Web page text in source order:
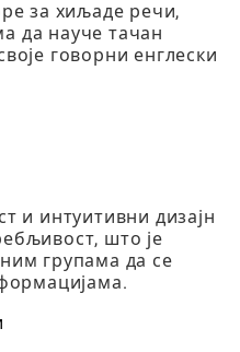
за хиљаде речи,
да науче тачан
говорни енглески
и интуитивни дизајн
што је
групама да се